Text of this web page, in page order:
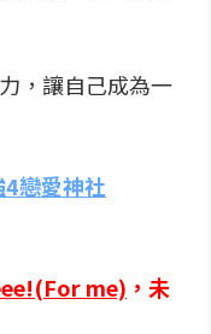
，讓自己成為一
戀愛神社
me) ，未